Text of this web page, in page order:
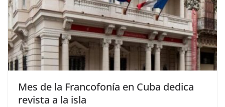
Mes de la Francofonía en Cuba dedica
revista a la isla